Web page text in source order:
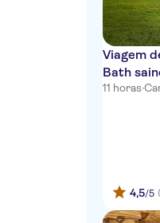
Viagem
Bath
opcional
11 horas·
4,5/5